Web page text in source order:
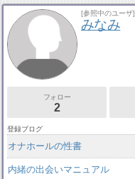
[参照中のユーザ]
みなみ
フォロー
2
登録ブログ
オナホールの性書
内緒の出会いマニュアル